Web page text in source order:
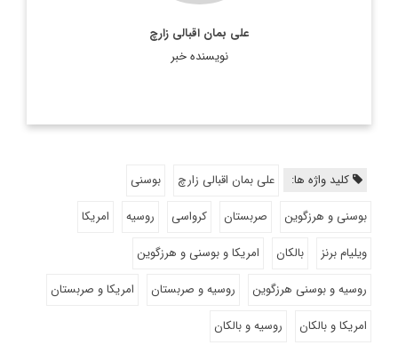
علی بمان اقبالی زارچ
نویسنده خبر
کلید واژه ها: علی بمان اقبالی زارچ
بوسنی
بوسنی و هرزگوین
صربستان کرواسی روسیه
امریکا
ویلیام برنز
بالکان
امریکا و بوسنی و هرزگوین
روسیه و بوسنی هرزگوین
روسیه و صربستان
امریکا و صربستان
امریکا و بالکان
روسیه و بالکان